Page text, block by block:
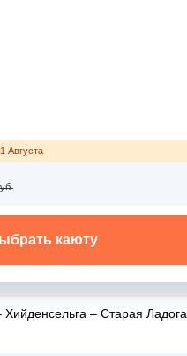
Августа
каюту
Хийденсельга – Старая Ладога